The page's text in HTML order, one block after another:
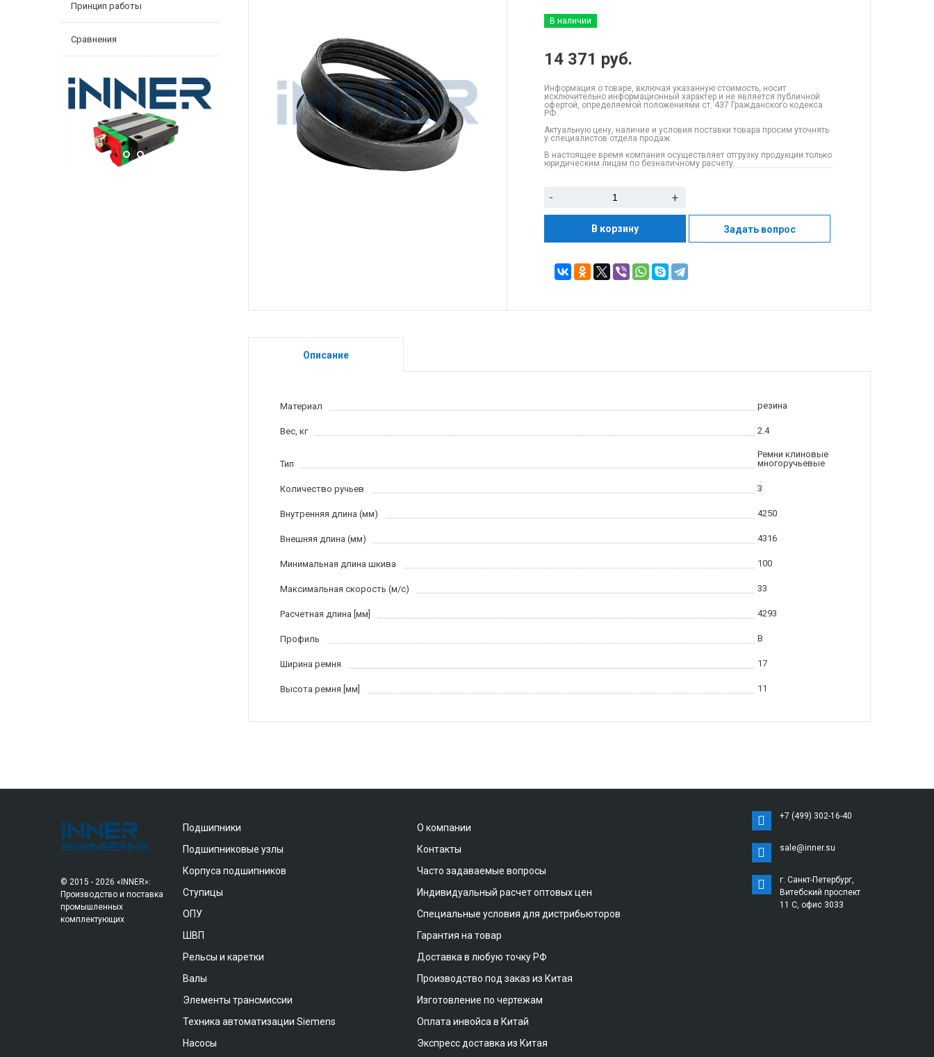
Принцип работы
Сравнения
В наличии
14 371 руб.
Информация о товаре, включая указанную стоимость, носит
исключительно информационный характер и не является публичной
офертой, определяемой положениями ст. 437 Гражданского кодекса
РФ.
Актуальную цену, наличие и условия поставки товара просим уточнять
у специалистов отдела продаж.
В настоящее время компания осуществляет отгрузку продукции только
юридическим лицам по безналичному расчету.
- +
В корзину Задать вопрос
Описание
Материал резина
Вес, кг 2.4
Тип
Ремни клиновые
многоручьевые
Количество ручьев 3
Внутренняя длина (мм) 4250
Внешняя длина (мм) 4316
Минимальная длина шкива 100
Максимальная скорость (м/c) 33
Расчетная длина [мм] 4293
Профиль B
Ширина ремня 17
Высота ремня [мм] 11
© 2015 - 2026 «INNER»:
Производство и поставка
промышленных
комплектующих
Подшипники
Подшипниковые узлы
Корпуса подшипников
Ступицы
ОПУ
ШВП
Рельсы и каретки
Валы
Элементы трансмиссии
Техника автоматизации Siemens
Насосы
О компании
Контакты
Часто задаваемые вопросы
Индивидуальный расчет оптовых цен
Специальные условия для дистрибьюторов
Гарантия на товар
Доставка в любую точку РФ
Производство под заказ из Китая
Изготовление по чертежам
Оплата инвойса в Китай
Экспресс доставка из Китая
+7 (499) 302-16-40
sale@inner.su
г. Санкт-Петербург,
Витебский проспект
11 С, офис 3033